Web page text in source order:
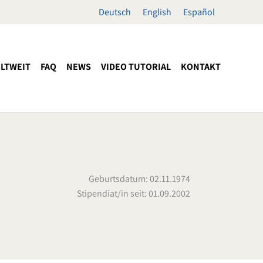
Deutsch English Español
FAQ NEWS VIDEO TUTORIAL KONTAKT
Geburtsdatum: 02.11.1974
Stipendiat/in seit: 01.09.2002